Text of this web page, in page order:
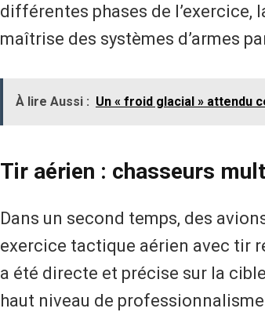
différentes phases de
maîtrise des systèmes d’armes
À lire Aussi : Un « froid glacial » attendu
Tir aérien : chasseurs
Dans un second temps, des
exercice tactique aérien avec tir
a été directe et précise sur la
haut niveau de